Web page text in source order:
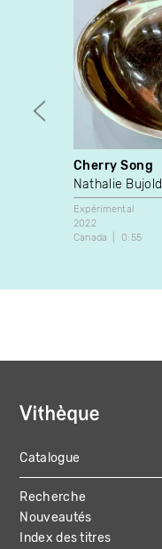
Cherry Song
Nathalie Bujold
Expérimental
2022
Canada
0:55
MAIN
NAVIGATION
Catalogue
Recherche
Nouveautés
Index des titres